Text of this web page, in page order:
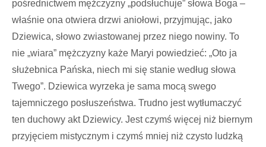
pośrednictwem mężczyzny „podsłuchuje” słowa Boga –
właśnie ona otwiera drzwi aniołowi, przyjmując, jako
Dziewica, słowo zwiastowanej przez niego nowiny. To
nie „wiara” mężczyzny każe Maryi powiedzieć: „Oto ja
służebnica Pańska, niech mi się stanie według słowa
Twego”. Dziewica wyrzeka je sama mocą swego
tajemniczego posłuszeństwa. Trudno jest wytłumaczyć
ten duchowy akt Dziewicy. Jest czymś więcej niż biernym
przyjęciem mistycznym i czymś mniej niż czysto ludzką